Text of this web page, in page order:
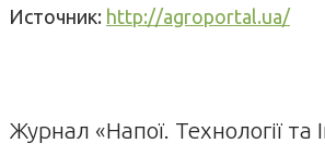
Источник: http://agroportal.ua/
Журнал «Напої. Технології та